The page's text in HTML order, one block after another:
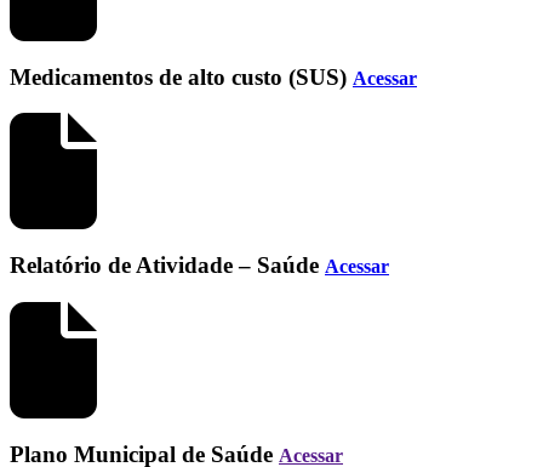
Medicamentos de alto custo (SUS) Acessar
Relatório de Atividade – Saúde Acessar
Plano Municipal de Saúde Acessar